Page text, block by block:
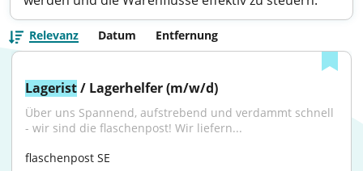
Relevanz Datum Entfernung
Lagerist / Lagerhelfer (m/w/d)
Über uns Spannend, aufstrebend und verdammt schnell
- wir sind die flaschenpost! Wir liefern...
flaschenpost SE